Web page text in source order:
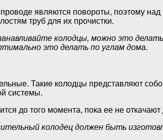
являются повороты, поэтому
труб для их прочистки.
колодцы, можно это
это делать по углам дома.
Такие колодцы представляют
системы.
до того момента, пока ее не
колодец должен быть